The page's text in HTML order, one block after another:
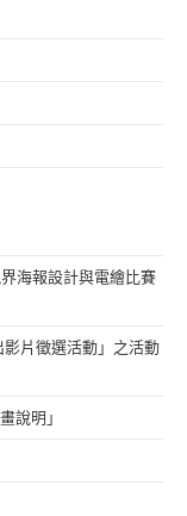
海報設計與電繪比賽
片徵選活動」之活動
說明」